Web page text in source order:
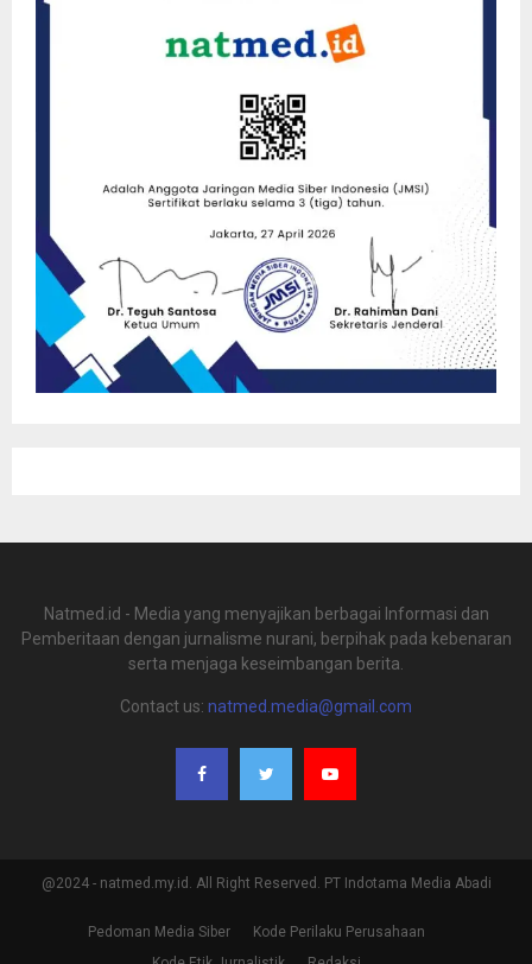
Natmed.id - Media yang menyajikan berbagai Informasi dan
Pemberitaan dengan jurnalisme nurani, berpihak pada kebenaran
serta menjaga keseimbangan berita.
Contact us: natmed.media@gmail.com
@2024 - natmed.my.id. All Right Reserved. PT Indotama Media Abadi
Pedoman Media Siber
Kode Perilaku Perusahaan